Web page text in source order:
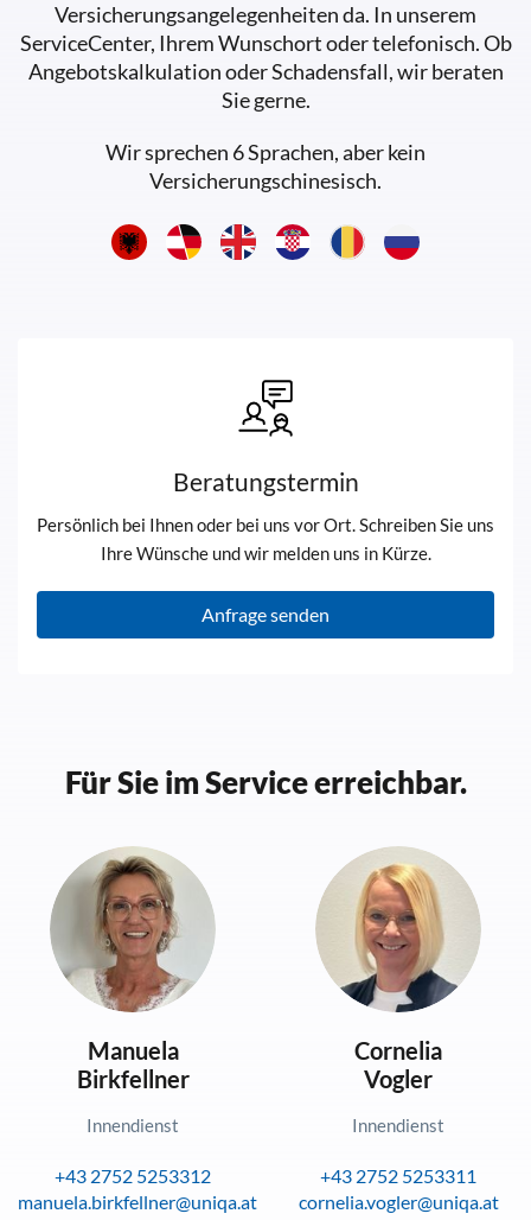
Versicherungsangelegenheiten da. In unserem
ServiceCenter, Ihrem Wunschort oder telefonisch. Ob
Angebotskalkulation oder Schadensfall, wir beraten
Sie gerne.
Wir sprechen 6 Sprachen, aber kein
Versicherungschinesisch.
Beratungstermin
Persönlich bei Ihnen oder bei uns vor Ort. Schreiben Sie uns
Ihre Wünsche und wir melden uns in Kürze.
Anfrage senden
Für Sie im Service erreichbar.
Manuela
Birkfellner
Innendienst
+43 2752 5253312
manuela.birkfellner@uniqa.at
Cornelia
Vogler
Innendienst
+43 2752 5253311
cornelia.vogler@uniqa.at